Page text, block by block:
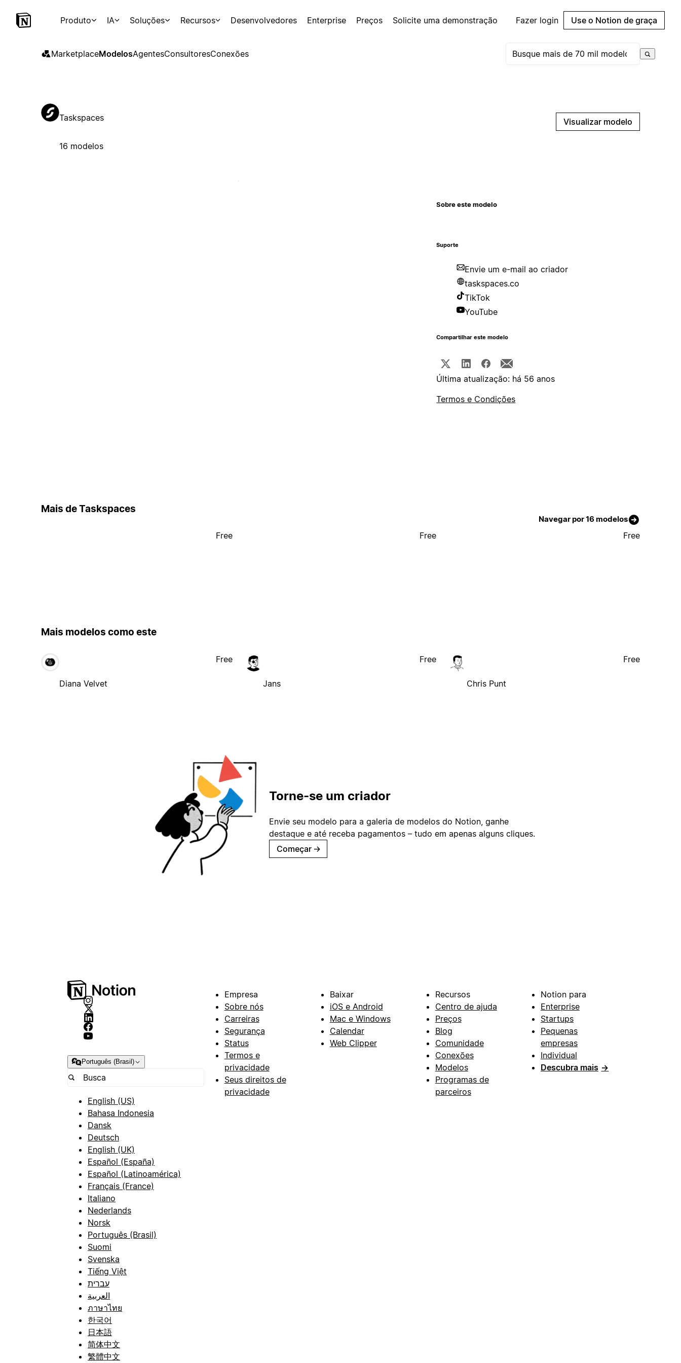
Produto IA Soluções Recursos Desenvolvedores Enterprise Preços Solicite uma demonstração Fazer login Use o Notion de graça
MarketplaceModelosAgentesConsultoresConexões
Taskspaces
16 modelos
Visualizar modelo
Sobre este modelo
Suporte
Envie um e-mail ao criador
taskspaces.co
TikTok
YouTube
Compartilhar este modelo
Última atualização: há 56 anos
Termos e Condições
Mais de Taskspaces
Navegar por 16 modelos
Free Free Free
Mais modelos como este
Diana Velvet
Free
Jans
Free
Chris Punt
Free
Torne-se um criador
Envie seu modelo para a galeria de modelos do Notion, ganhe
destaque e até receba pagamentos – tudo em apenas alguns cliques.
Começar →
Português (Brasil)
English (US)
Bahasa Indonesia
Dansk
Deutsch
English (UK)
Español (España)
Español (Latinoamérica)
Français (France)
Italiano
Nederlands
Norsk
Português (Brasil)
Suomi
Svenska
Tiếng Việt
עברית
العربية
ภาษาไทย
한국어
日本語
简体中文
繁體中文
Empresa
Sobre nós
Carreiras
Segurança
Status
Termos e
privacidade
Seus direitos de
privacidade
Baixar
iOS e Android
Mac e Windows
Calendar
Web Clipper
Recursos
Centro de ajuda
Preços
Blog
Comunidade
Conexões
Modelos
Programas de
parceiros
Notion para
Enterprise
Startups
Pequenas
empresas
Individual
Descubra mais →